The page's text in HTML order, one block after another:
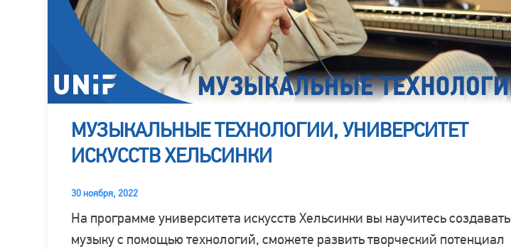
МУЗЫКАЛЬНЫЕ ТЕХНОЛОГИИ, УНИВЕРСИТЕТ
ИСКУССТВ ХЕЛЬСИНКИ
30 ноября, 2022
На программе университета искусств Хельсинки вы научитесь создавать
музыку с помощью технологий, сможете развить творческий потенциал